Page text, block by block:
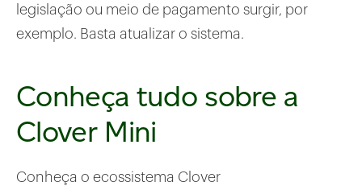
legislação ou meio de pagamento surgir, por
exemplo. Basta atualizar o sistema.
Conheça tudo sobre a
Clover Mini
Conheça o ecossistema Clover